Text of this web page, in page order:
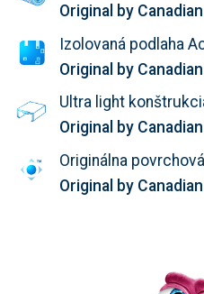
Original by
Izolovaná podlaha
Original by
Ultra light
Original by
Originálna
Original by